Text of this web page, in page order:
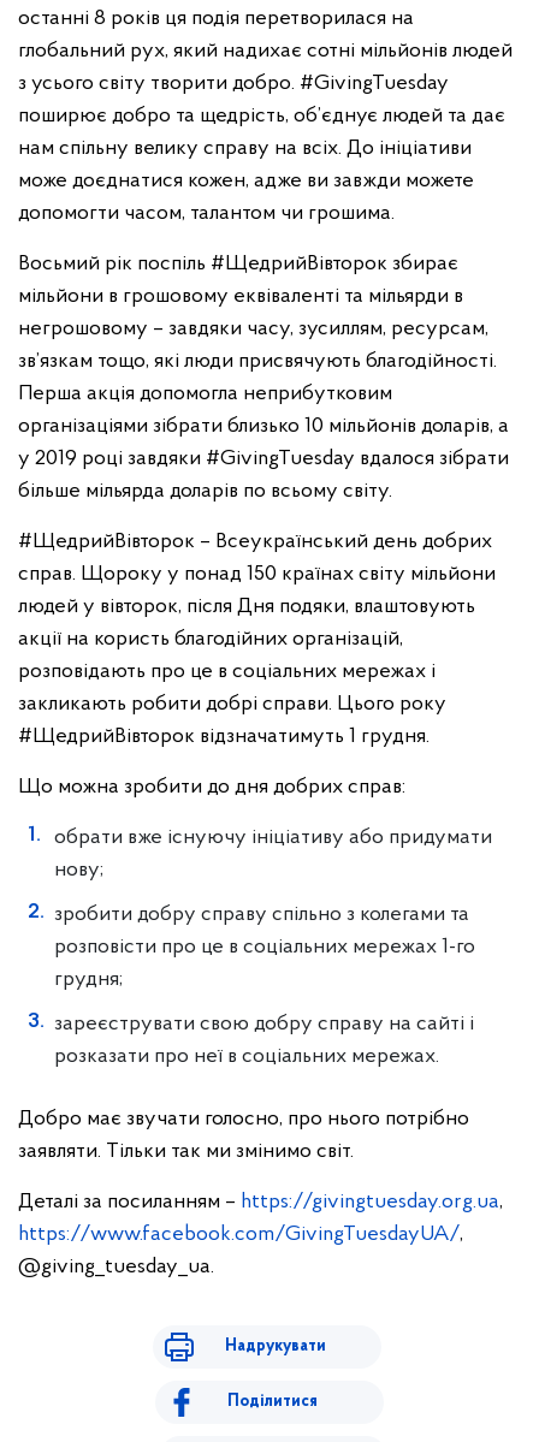
останні 8 років ця подія перетворилася на
глобальний рух, який надихає сотні мільйонів людей
з усього світу творити добро. #GivingTuesday
поширює добро та щедрість, об’єднує людей та дає
нам спільну велику справу на всіх. До ініціативи
може доєднатися кожен, адже ви завжди можете
допомогти часом, талантом чи грошима.
Восьмий рік поспіль #ЩедрийВівторок збирає
мільйони в грошовому еквіваленті та мільярди в
негрошовому – завдяки часу, зусиллям, ресурсам,
зв’язкам тощо, які люди присвячують благодійності.
Перша акція допомогла неприбутковим
організаціями зібрати близько 10 мільйонів доларів, а
у 2019 році завдяки #GivingTuesday вдалося зібрати
більше мільярда доларів по всьому світу.
#ЩедрийВівторок – Всеукраїнський день добрих
справ. Щороку у понад 150 країнах світу мільйони
людей у вівторок, після Дня подяки, влаштовують
акції на користь благодійних організацій,
розповідають про це в соціальних мережах і
закликають робити добрі справи. Цього року
#ЩедрийВівторок відзначатимуть 1 грудня.
Що можна зробити до дня добрих справ:
обрати вже існуючу ініціативу або придумати
нову;
зробити добру справу спільно з колегами та
розповісти про це в соціальних мережах 1-го
грудня;
зареєструвати свою добру справу на сайті і
розказати про неї в соціальних мережах.
Добро має звучати голосно, про нього потрібно
заявляти. Тільки так ми змінимо світ.
Деталі за посиланням – https://givingtuesday.org.ua,
https://www.facebook.com/GivingTuesdayUA/,
@giving_tuesday_ua.
Надрукувати
Поділитися